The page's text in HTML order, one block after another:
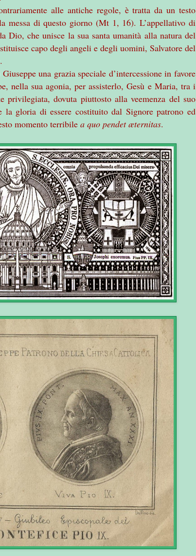
alle antiche regole, è tratta da un testo
messa di questo giorno (Mt 1, 16). L’appellativo di
Dio, che unisce la sua santa umanità alla natura del
capo degli angeli e degli uomini, Salvatore del
una grazia speciale d’intercessione in favore
nella sua agonia, per assisterlo, Gesù e Maria, tra i
privilegiata, dovuta piuttosto alla veemenza del suo
la gloria di essere costituito dal Signore patrono ed
momento terribile a quo pendet æternitas.